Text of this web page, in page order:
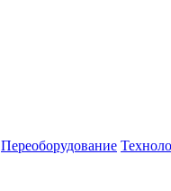
Переоборудование